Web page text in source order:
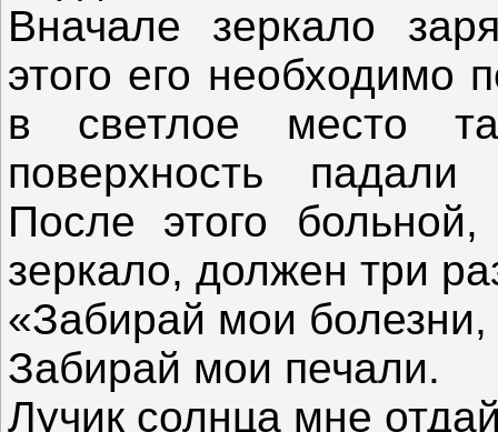
Вначале зеркало
этого его необходимо
в светлое место
поверхность
После этого
зеркало, должен три
«Забирай мои болезни,
Забирай мои печали.
Лучик солнца мне